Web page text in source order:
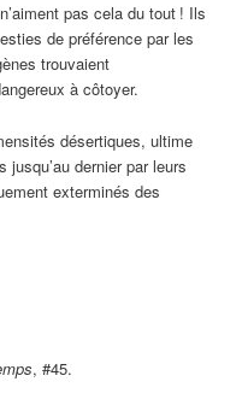
pas cela du tout ! Ils
de préférence par les
trouvaient
à côtoyer.
désertiques, ultime
dernier par leurs
exterminés des
, #45.